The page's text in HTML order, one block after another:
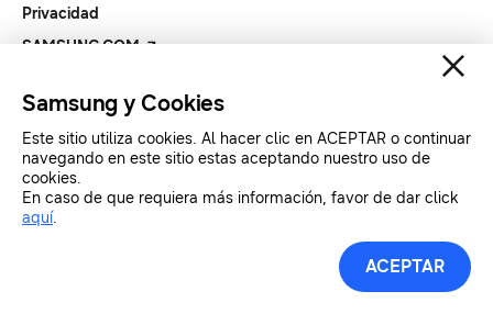
Privacidad
SAMSUNG.COM
Copyright© SAMSUNG All Rights Reserved.
Samsung y Cookies
Este sitio utiliza cookies. Al hacer clic en ACEPTAR o continuar
navegando en este sitio estas aceptando nuestro uso de
cookies.
En caso de que requiera más información, favor de dar click
aquí.
ACEPTAR